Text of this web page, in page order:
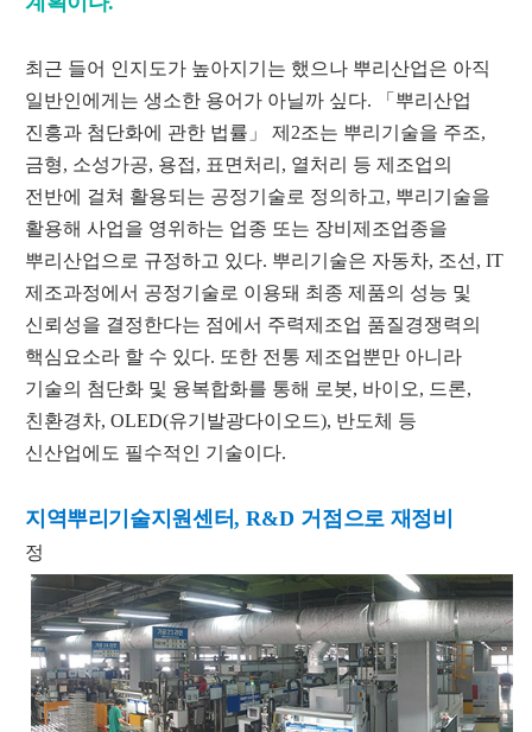
최근 들어 인지도가 높아지기는 했으나 뿌리산업은 아직
일반인에게는 생소한 용어가 아닐까 싶다. 「 뿌리산업
진흥과 첨단화에 관한 법률 」 제 2조는 뿌리기술을 주조,
금형, 소성가공, 용접, 표면처리 , 열처리 등 제조업의
전반에 걸쳐 활용되는 공정기술로 정의하고, 뿌리기술을
활용해 사업을 영위하는 업종 또는 장비제조업종을
뿌리산업으로 규정하고 있다. 뿌리기술은 자동차, 조선 , IT
제조과정에서 공정기술로 이용돼 최종 제품의 성능 및
신뢰성을 결정한다는 점에서 주력제조업 품질경쟁력의
핵심요소라 할 수 있다. 또한 전통 제조업뿐만 아니라
기술의 첨단화 및 융복합화를 통해 로봇, 바이오, 드론,
친환경차, OLED(유기발광다이오드), 반도체 등
신산업에도 필수적인 기술이다.
지역뿌리기술지원센터, R&D 거점으로 재정비
정